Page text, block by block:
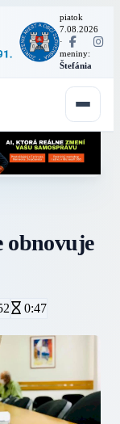
piatok
7.08.2026
·
meniny:
Štefánia
obnovuje
0:47